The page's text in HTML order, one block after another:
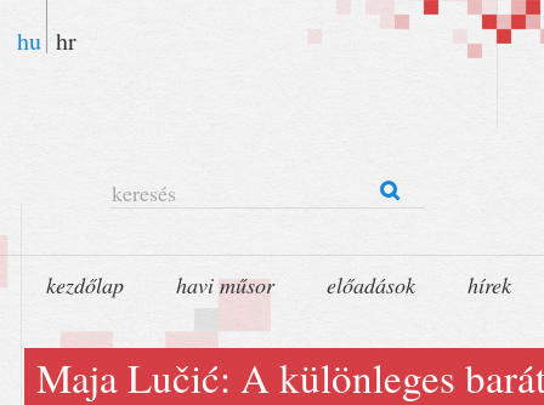
hu hr
keresés
kezdőlap havi műsor előadások hírek
Maja Lučić: A különleges